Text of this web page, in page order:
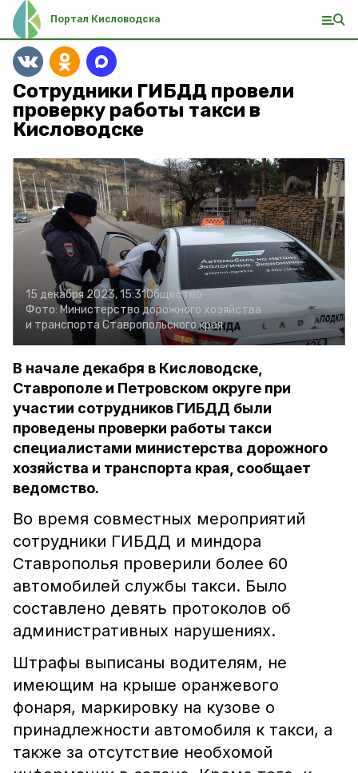
Портал Кисловодска
Сотрудники ГИБДД провели
проверку работы такси в
Кисловодске
15 декабря 2023, 15:31Общество
Фото: Министерство дорожного хозяйства
и транспорта Ставропольского края
В начале декабря в Кисловодске,
Ставрополе и Петровском округе при
участии сотрудников ГИБДД были
проведены проверки работы такси
специалистами министерства дорожного
хозяйства и транспорта края, сообщает
ведомство.
Во время совместных мероприятий
сотрудники ГИБДД и миндора
Ставрополья проверили более 60
автомобилей службы такси. Было
составлено девять протоколов об
административных нарушениях.
Штрафы выписаны водителям, не
имеющим на крыше оранжевого
фонаря, маркировку на кузове о
принадлежности автомобиля к такси, а
также за отсутствие необхомой